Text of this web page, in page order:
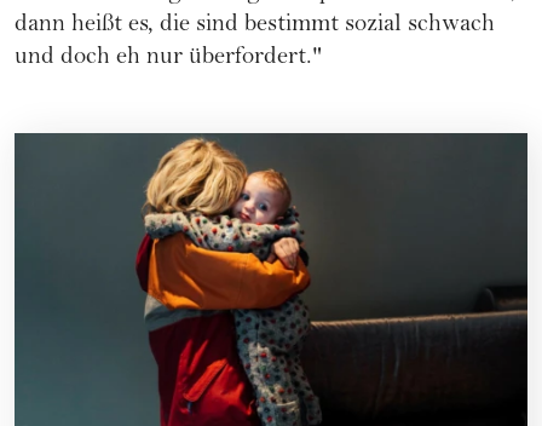
dann heißt es, die sind bestimmt sozial schwach
und doch eh nur überfordert."